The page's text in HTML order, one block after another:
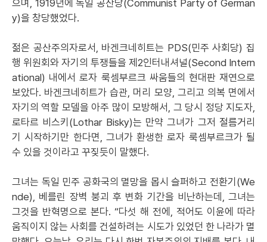
으며, 1919년에 독일 공산당(Communist Party of German
y)을 창당했었다.
젊은 공산주의자로서, 바겐크네히트는 PDS(민주 사회당) 집
행 위원회와 자기의 투쟁들을 제2인터내셔널(Second Intern
ational) 내에서 로자 룩셈부르크 싸움들의 현대판 재연으로
보았다. 바겐크네히트가 습관, 머리 모양, 그리고 의복 면에서
자기의 역할 모델을 아주 많이 모방해서, 그 당시 정당 지도자,
로타르 비스키(Lothar Bisky)는 만약 그녀가 그저 절름거리
기 시작하기만 한다면, 그녀가 환생한 로자 룩셈부르크가 될
수 있을 것이라고 꾸짖듯이 말했다.
그녀는 독일 민주 공화국의 멸망을 몹시 슬퍼하고 전환기(We
nde), 베를린 장벽 붕괴 후 변화 기간을 비난하는데, 그녀는
그것을 반혁명으로 본다. “다섯 해 전에, 적어도 이윤에 따라
움직이지 않는 사회를 건설하려는 시도가 있었던 한 나라가 멸